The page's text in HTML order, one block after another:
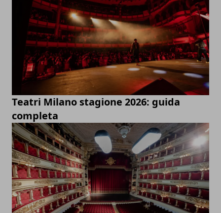
Teatri Milano stagione 2026: guida
completa